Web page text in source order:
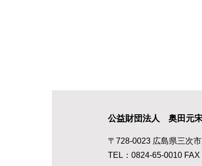
公益財団法人 奥田元
〒728-0023 広島県三次
TEL：0824-65-0010